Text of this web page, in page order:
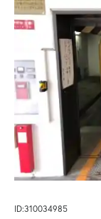
ID:310034985